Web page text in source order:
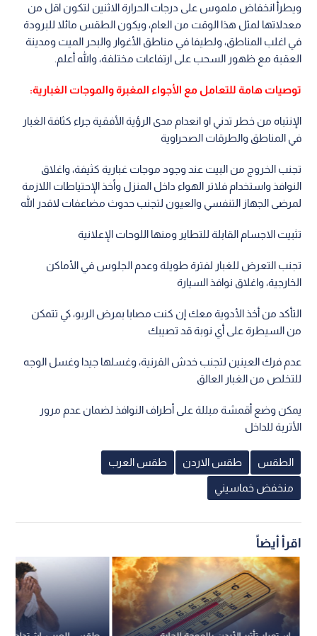
ويطرأ انخفاض ملموس على درجات الحرارة الاثنين لتكون اقل من
معدلاتها لمثل هذا الوقت من العام، ويكون الطقس مائلا للبرودة
في اغلب المناطق، ولطيفا في مناطق الأغوار والبحر الميت ومدينة
العقبة مع ظهور السحب على ارتفاعات مختلفة، والله أعلم.
توصيات هامة للتعامل مع الأجواء المغبرة والموجات الغبارية:
الإنتباه من خطر تدني او انعدام مدى الرؤية الأفقية جراء كثافة الغبار
في المناطق والطرقات الصحراوية
تجنب الخروج من البيت عند وجود موجات غبارية كثيفة، واغلاق
النوافذ واستخدام فلاتر الهواء داخل المنزل وأخذ الإحتياطات اللازمة
لمرضى الجهاز التنفسي والعيون لتجنب حدوث مضاعفات لاقدر الله
تثبيت الاجسام القابلة للتطاير ومنها اللوحات الإعلانية
تجنب التعرض للغبار لفترة طويلة وعدم الجلوس في الأماكن
الخارجية، واغلاق نوافذ السيارة
التأكد من أخذ الأدوية معك إن كنت مصابا بمرض الربو، كي تتمكن
من السيطرة على أي نوبة قد تصيبك
عدم فرك العينين لتجنب خدش القرنية، وغسلها جيدا وغسل الوجه
للتخلص من الغبار العالق
يمكن وضع أقمشة مبللة على أطراف النوافذ لضمان عدم مرور
الأتربة للداخل
الطقس طقس الاردن طقس العرب
منخفض خماسيني
اقرأ أيضاً